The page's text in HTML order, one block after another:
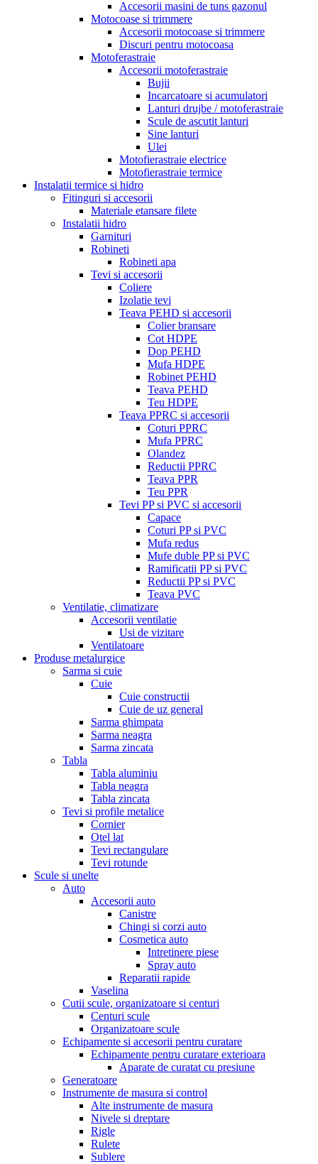
Accesorii masini de tuns gazonul
Motocoase si trimmere
Accesorii motocoase si trimmere
Discuri pentru motocoasa
Motoferastraie
Accesorii motoferastraie
Bujii
Incarcatoare si acumulatori
Lanturi drujbe / motoferastraie
Scule de ascutit lanturi
Sine lanturi
Ulei
Motofierastraie electrice
Motofierastraie termice
Instalatii termice si hidro
Fitinguri si accesorii
Materiale etansare filete
Instalatii hidro
Garnituri
Robineti
Robineti apa
Tevi si accesorii
Coliere
Izolatie tevi
Teava PEHD si accesorii
Colier bransare
Cot HDPE
Dop PEHD
Mufa HDPE
Robinet PEHD
Teava PEHD
Teu HDPE
Teava PPRC si accesorii
Coturi PPRC
Mufa PPRC
Olandez
Reductii PPRC
Teava PPR
Teu PPR
Tevi PP si PVC si accesorii
Capace
Coturi PP si PVC
Mufa redus
Mufe duble PP si PVC
Ramificatii PP si PVC
Reductii PP si PVC
Teava PVC
Ventilatie, climatizare
Accesorii ventilatie
Usi de vizitare
Ventilatoare
Produse metalurgice
Sarma si cuie
Cuie
Cuie constructii
Cuie de uz general
Sarma ghimpata
Sarma neagra
Sarma zincata
Tabla
Tabla aluminiu
Tabla neagra
Tabla zincata
Tevi si profile metalice
Cornier
Otel lat
Tevi rectangulare
Tevi rotunde
Scule si unelte
Auto
Accesorii auto
Canistre
Chingi si corzi auto
Cosmetica auto
Intretinere piese
Spray auto
Reparatii rapide
Vaselina
Cutii scule, organizatoare si centuri
Centuri scule
Organizatoare scule
Echipamente si accesorii pentru curatare
Echipamente pentru curatare exterioara
Aparate de curatat cu presiune
Generatoare
Instrumente de masura si control
Alte instrumente de masura
Nivele si dreptare
Rigle
Rulete
Sublere